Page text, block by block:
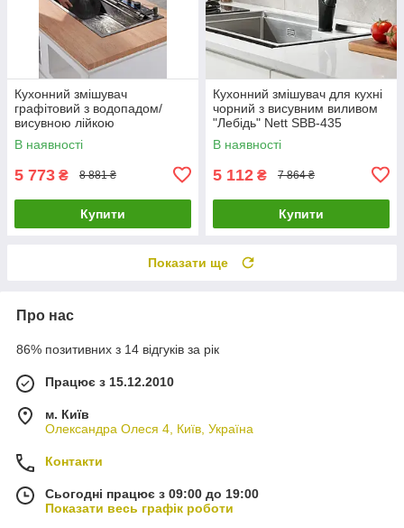
Кухонний змішувач
графітовий з водопадом/
висувною лійкою
нержавіючий Nett OG-38
В наявності
5 773 ₴ 8 881 ₴
Купити
Кухонний змішувач для кухні
чорний з висувним виливом
"Лебідь" Nett SBB-435
В наявності
5 112 ₴ 7 864 ₴
Купити
Показати ще
Про нас
86% позитивних з 14 відгуків за рік
Працює з 15.12.2010
м. Київ
Олександра Олеся 4, Київ, Україна
Контакти
Сьогодні працює з 09:00 до 19:00
Показати весь графік роботи